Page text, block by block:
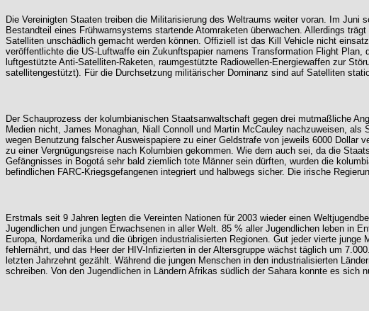
Die Vereinigten Staaten treiben die Militarisierung des Weltraums weiter voran. Im
Bestandteil eines Frühwarnsystems startende Atomraketen überwachen. Allerdings
Satelliten unschädlich gemacht werden können. Offiziell ist das Kill Vehicle nicht
veröffentlichte die US-Luftwaffe ein Zukunftspapier namens Transformation Flight
luftgestützte Anti-Satelliten-Raketen, raumgestützte Radiowellen-Energiewaffen zur
satellitengestützt). Für die Durchsetzung militärischer Dominanz sind auf Satelliten
Der Schauprozess der kolumbianischen Staatsanwaltschaft gegen drei mutmaßliche
Medien nicht, James Monaghan, Niall Connoll und Martin McCauley nachzuweisen,
wegen Benutzung falscher Ausweispapiere zu einer Geldstrafe von jeweils 6000
zu einer Vergnügungsreise nach Kolumbien gekommen. Wie dem auch sei, da die
Gefängnisses in Bogotá sehr bald ziemlich tote Männer sein dürften, wurden die
befindlichen FARC-Kriegsgefangenen integriert und halbwegs sicher. Die irische
Erstmals seit 9 Jahren legten die Vereinten Nationen für 2003 wieder einen
Jugendlichen und jungen Erwachsenen in aller Welt. 85 % aller Jugendlichen leben in
Europa, Nordamerika und die übrigen industrialisierten Regionen. Gut jeder vierte
fehlernährt, und das Heer der HIV-Infizierten in der Altersgruppe wächst täglich um
letzten Jahrzehnt gezählt. Während die jungen Menschen in den industrialisierten
schreiben. Von den Jugendlichen in Ländern Afrikas südlich der Sahara konnte es